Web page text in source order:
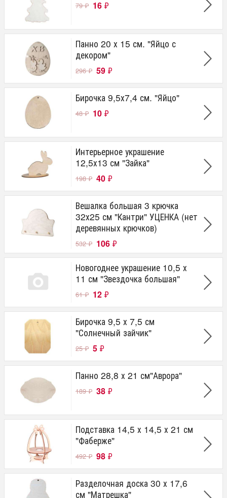
79₽ 16 ₽
Панно 20 х 15 см. "Яйцо с
декором"
296₽ 59 ₽
Бирочка 9,5х7,4 см. "Яйцо"
48₽ 10 ₽
Интерьерное украшение
12,5х13 см "Зайка"
198₽ 40 ₽
Вешалка большая 3 крючка
32х25 см "Кантри" УЦЕНКА (нет
деревянных крючков)
532₽ 106 ₽
Новогоднее украшение 10,5 х
11 см "Звездочка большая"
61₽ 12 ₽
Бирочка 9,5 х 7,5 см
"Солнечный зайчик"
25₽ 5 ₽
Панно 28,8 х 21 см"Аврора"
189₽ 38 ₽
Подставка 14,5 х 14,5 х 21 см
"Фаберже"
492₽ 98 ₽
Разделочная доска 30 х 17,6
см "Матрешка"